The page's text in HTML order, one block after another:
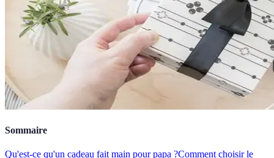
Sommaire
Qu'est-ce qu'un cadeau fait main pour papa ?Comment choisir le